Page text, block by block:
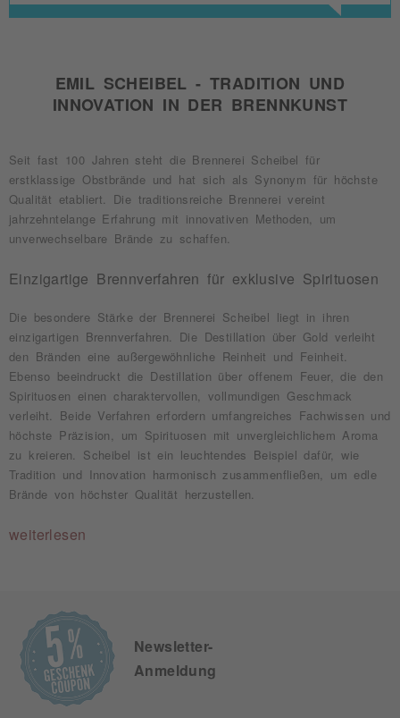
EMIL SCHEIBEL - TRADITION UND
INNOVATION IN DER BRENNKUNST
Seit fast 100 Jahren steht die Brennerei Scheibel für
erstklassige Obstbrände und hat sich als Synonym für höchste
Qualität etabliert. Die traditionsreiche Brennerei vereint
jahrzehntelange Erfahrung mit innovativen Methoden, um
unverwechselbare Brände zu schaffen.
Einzigartige Brennverfahren für exklusive Spirituosen
Die besondere Stärke der Brennerei Scheibel liegt in ihren
einzigartigen Brennverfahren. Die Destillation über Gold verleiht
den Bränden eine außergewöhnliche Reinheit und Feinheit.
Ebenso beeindruckt die Destillation über offenem Feuer, die den
Spirituosen einen charaktervollen, vollmundigen Geschmack
verleiht. Beide Verfahren erfordern umfangreiches Fachwissen und
höchste Präzision, um Spirituosen mit unvergleichlichem Aroma
zu kreieren. Scheibel ist ein leuchtendes Beispiel dafür, wie
Tradition und Innovation harmonisch zusammenfließen, um edle
Brände von höchster Qualität herzustellen.
weiterlesen
Newsletter-
Anmeldung